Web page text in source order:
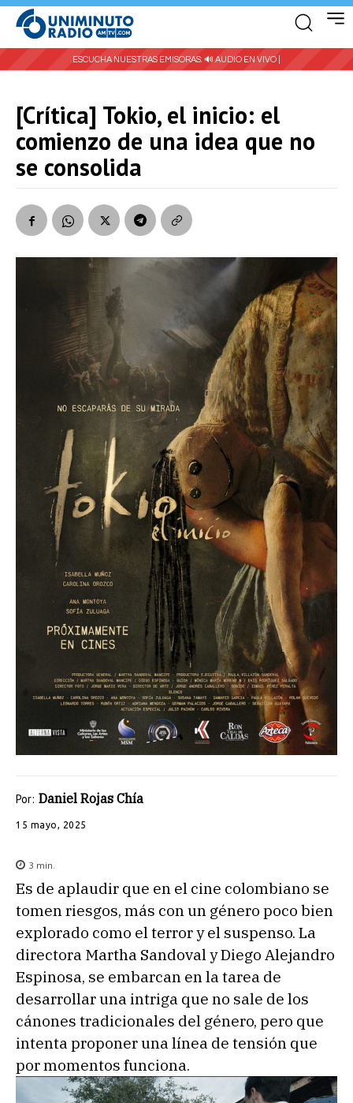
ESCUCHA NUESTRAS EMISORAS: 🔊 AUDIO EN VIVO |
[Crítica] Tokio, el inicio: el
comienzo de una idea que no
se consolida
Por: Daniel Rojas Chía
15 mayo, 2025
3 min.
Es de aplaudir que en el cine colombiano se
tomen riesgos, más con un género poco bien
explorado como el terror y el suspenso. La
directora Martha Sandoval y Diego Alejandro
Espinosa, se embarcan en la tarea de
desarrollar una intriga que no sale de los
cánones tradicionales del género, pero que
intenta proponer una línea de tensión que
por momentos funciona.